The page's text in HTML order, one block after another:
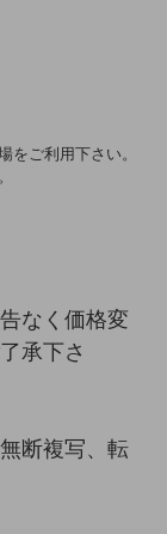
をご利用下さい。
なく価格変
承下さ
断複写、転